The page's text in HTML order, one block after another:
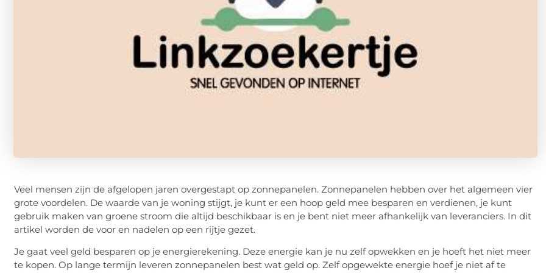
Veel mensen zijn de afgelopen jaren overgestapt op zonnepanelen. Zonnepanelen hebben over het algemeen vier
grote voordelen. De waarde van je woning stijgt, je kunt er een hoop geld mee besparen en verdienen, je kunt
gebruik maken van groene stroom die altijd beschikbaar is en je bent niet meer afhankelijk van leveranciers. In dit
artikel worden de voor en nadelen op een rijtje gezet.
Je gaat veel geld besparen op je energierekening. Deze energie kan je nu zelf opwekken en je hoeft het niet meer
te kopen. Op lange termijn leveren zonnepanelen best wat geld op. Zelf opgewekte energie hoef je niet af te